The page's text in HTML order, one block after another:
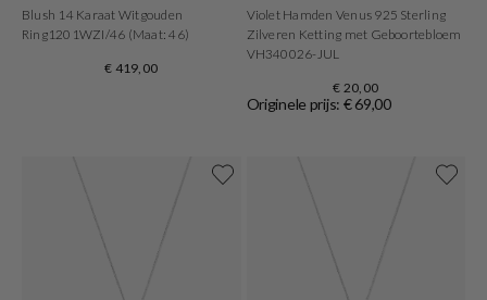
Blush 14 Karaat Witgouden
Ring1201WZI/46 (Maat: 46)
€ 419,00
Violet Hamden Venus 925 Sterling
Zilveren Ketting met Geboortebloem
VH340026-JUL
€ 20,00
Originele prijs: € 69,00